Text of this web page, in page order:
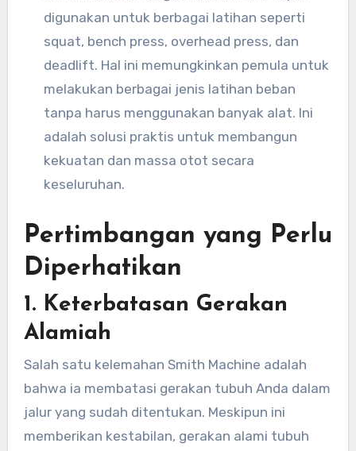
digunakan untuk berbagai latihan seperti
squat, bench press, overhead press, dan
deadlift. Hal ini memungkinkan pemula untuk
melakukan berbagai jenis latihan beban
tanpa harus menggunakan banyak alat. Ini
adalah solusi praktis untuk membangun
kekuatan dan massa otot secara
keseluruhan.
Pertimbangan yang Perlu
Diperhatikan
1. Keterbatasan Gerakan
Alamiah
Salah satu kelemahan Smith Machine adalah
bahwa ia membatasi gerakan tubuh Anda dalam
jalur yang sudah ditentukan. Meskipun ini
memberikan kestabilan, gerakan alami tubuh